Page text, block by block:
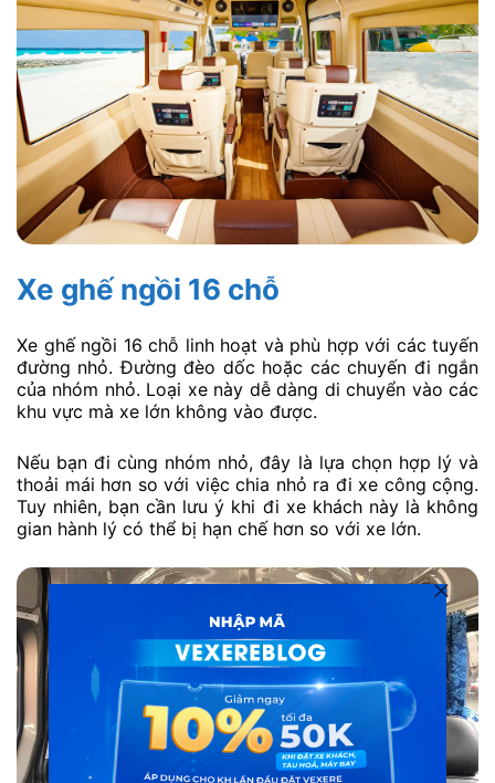
Xe ghế ngồi 16 chỗ
Xe ghế ngồi 16 chỗ linh hoạt và phù hợp với các tuyến
đường nhỏ. Đường đèo dốc hoặc các chuyến đi ngắn
của nhóm nhỏ. Loại xe này dễ dàng di chuyển vào các
khu vực mà xe lớn không vào được.
Nếu bạn đi cùng nhóm nhỏ, đây là lựa chọn hợp lý và
thoải mái hơn so với việc chia nhỏ ra đi xe công cộng.
Tuy nhiên, bạn cần lưu ý khi đi xe khách này là không
gian hành lý có thể bị hạn chế hơn so với xe lớn.